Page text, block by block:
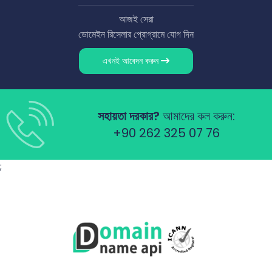
আজই সেরা
ডোমেইন রিসেলার প্রোগ্রামে যোগ দিন
এখনই আবেদন করুন
সহায়তা দরকার? আমাদের কল করুন:
+90 262 325 07 76
;